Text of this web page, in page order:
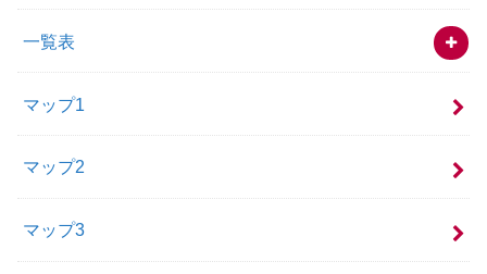
一覧表
マップ1
マップ2
マップ3